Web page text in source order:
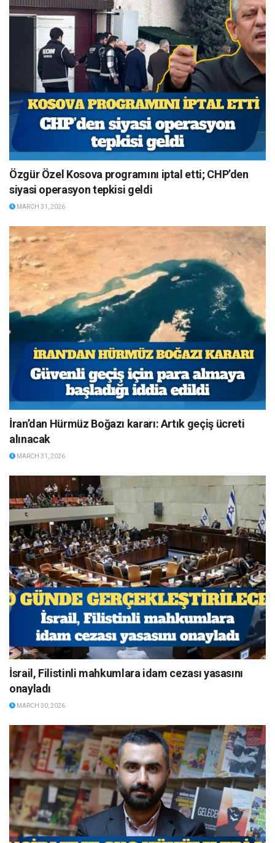
Özgür Özel Kosova programını iptal etti; CHP’den
siyasi operasyon tepkisi geldi
MARCH 31, 2026
İran’dan Hürmüz Boğazı kararı: Artık geçiş ücreti
alınacak
MARCH 31, 2026
İsrail, Filistinli mahkumlara idam cezası yasasını
onayladı
MARCH 30, 2026